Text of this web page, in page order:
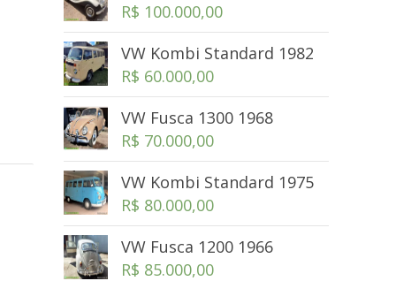
R$ 100.000,00
VW Kombi Standard 1982
R$ 60.000,00
VW Fusca 1300 1968
R$ 70.000,00
VW Kombi Standard 1975
R$ 80.000,00
VW Fusca 1200 1966
R$ 85.000,00